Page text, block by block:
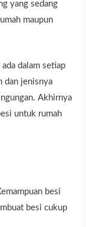
yang sedang
maupun
dalam setiap
dan jenisnya
Akhirnya
untuk rumah
besi
besi cukup